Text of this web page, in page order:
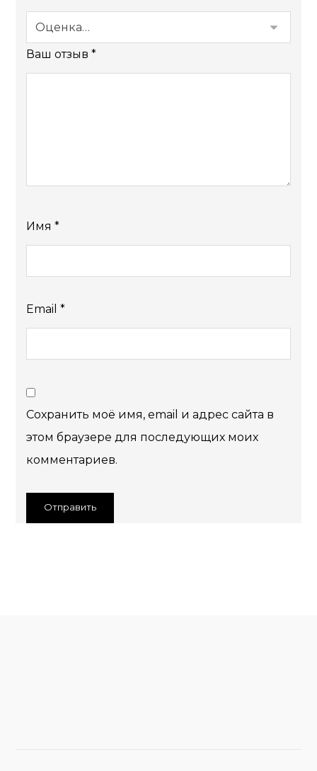
Ваш отзыв*
Имя*
Email*
Сохранить моё имя, email и адрес сайта в
этом браузере для последующих моих
комментариев.